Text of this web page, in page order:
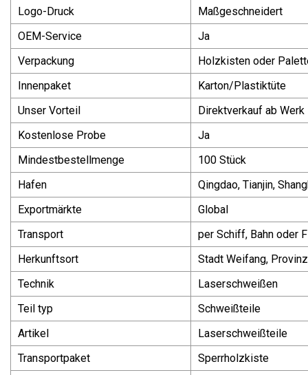
Logo-Druck
Maßgeschneidert
OEM-Service
Ja
Verpackung
Holzkisten oder
Innenpaket
Karton/Plastiktüte
Unser Vorteil
Direktverkauf ab Werk
Kostenlose Probe
Ja
Mindestbestellmenge
100 Stück
Hafen
Qingdao, Tianjin,
Exportmärkte
Global
Transport
per Schiff, Bahn oder
Herkunftsort
Stadt Weifang,
Technik
Laserschweißen
Teil typ
Schweißteile
Artikel
Laserschweißteile
Transportpaket
Sperrholzkiste